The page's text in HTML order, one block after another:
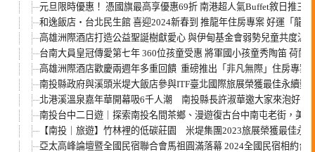
元旦限時優惠！ 憑國旗最高享優惠69折 南港超人氣Buffet敘日推三
和逸飯店‧台北民生館 喜迎2024新春到 推龍年住房專案 好運「龍」
高雄洲際酒店打造公益聖誕樹獻愛心 與伊甸基金會弱勢兒童共度溫
台南大員皇冠傳愛第七年 360位孩童受惠 將軍國小孩童秀陶笛 荷蘭
高雄洲際酒店歡慶兩週年多重回饋 重磅推出「非凡無際」住房專
南投縣政府與溪頭米堤大飯店參與ITF臺北國際旅展榮獲最佳永續獎
北港溪溫泉嘉年華開幕吸6千人潮 南投縣長許淑華邀大家來泡好湯
南投台中二日遊｜探索南投名間茶鄉、漫遊復古台中南屯老街，美
【南投｜旅遊】竹林裡的低碳莊園 米堤集團2023旅展榮獲最佳永
亞太高峰論壇暨全國民宿聯合會馬祖圓滿落幕 2024全國民宿相約台